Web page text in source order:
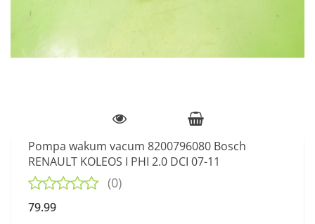
Pompa wakum vacum 8200796080 Bosch
RENAULT KOLEOS I PHI 2.0 DCI 07-11
(0)
79.99